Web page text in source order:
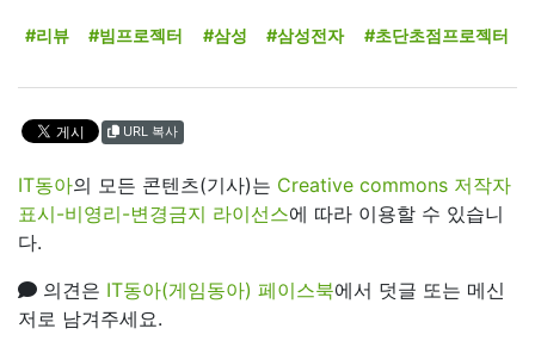
#리뷰 #빔프로젝터 #삼성 #삼성전자 #초단초점프로젝터
URL 복사
IT동아의 모든 콘텐츠(기사)는 Creative commons 저작자
표시-비영리-변경금지 라이선스에 따라 이용할 수 있습니
다.
의견은 IT동아(게임동아) 페이스북에서 덧글 또는 메신
저로 남겨주세요.